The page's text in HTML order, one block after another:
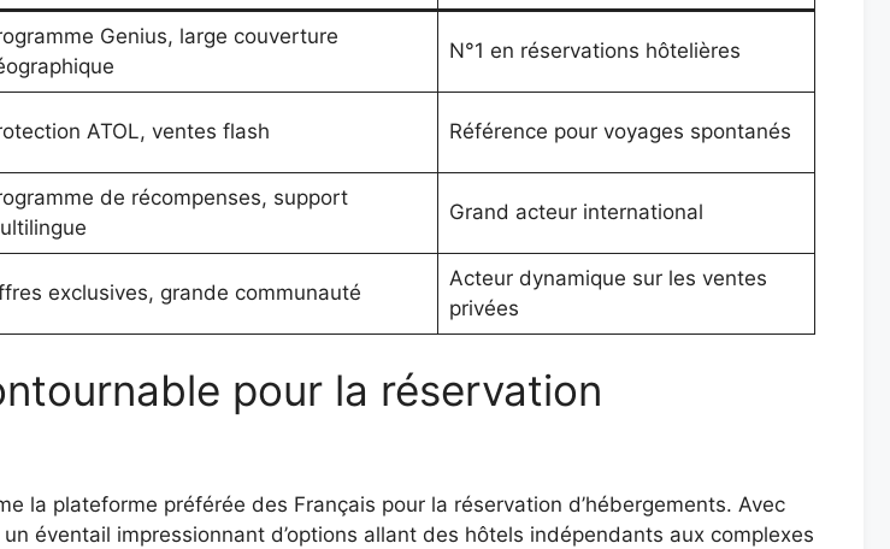
Genius, large couverture
N°1 en réservations hôtelières
ATOL, ventes flash Référence pour voyages spontanés
de récompenses, support
Grand acteur international
exclusives, grande communauté
Acteur dynamique sur les ventes
privées
pour la réservation
la plateforme préférée des Français pour la réservation d’hébergements. Avec
éventail impressionnant d’options allant des hôtels indépendants aux complexes